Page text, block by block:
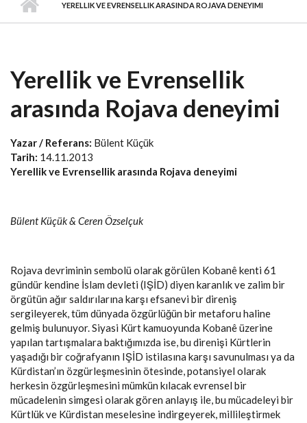
YERELLIK VE EVRENSELLIK ARASINDA ROJAVA DENEYIMI
Yerellik ve Evrensellik
arasında Rojava deneyimi
Yazar / Referans: Bülent Küçük
Tarih: 14.11.2013
Yerellik ve Evrensellik arasında Rojava deneyimi
Bülent Küçük & Ceren Özselçuk
Rojava devriminin sembolü olarak görülen Kobanê kenti 61
gündür kendine İslam devleti (IŞİD) diyen karanlık ve zalim bir
örgütün ağır saldırılarına karşı efsanevi bir direniş
sergileyerek, tüm dünyada özgürlüğün bir metaforu haline
gelmiş bulunuyor. Siyasi Kürt kamuoyunda Kobanê üzerine
yapılan tartışmalara baktığımızda ise, bu direnişi Kürtlerin
yaşadığı bir coğrafyanın IŞİD istilasına karşı savunulması ya da
Kürdistan’ın özgürleşmesinin ötesinde, potansiyel olarak
herkesin özgürleşmesini mümkün kılacak evrensel bir
mücadelenin simgesi olarak gören anlayış ile, bu mücadeleyi bir
Kürtlük ve Kürdistan meselesine indirgeyerek, millileştirmek